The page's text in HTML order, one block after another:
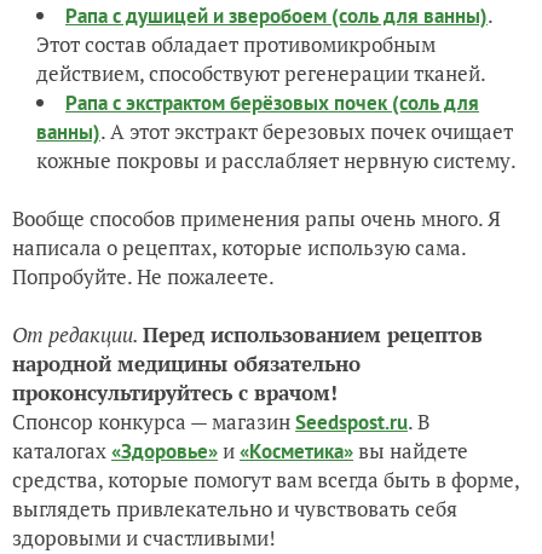
Рапа с душицей и зверобоем (соль для ванны).
Этот состав обладает противомикробным
действием, способствуют регенерации тканей.
Рапа с экстрактом берёзовых почек (соль для
ванны). А этот экстракт березовых почек очищает
кожные покровы и расслабляет нервную систему.
Вообще способов применения рапы очень много. Я
написала о рецептах, которые использую сама.
Попробуйте. Не пожалеете.
От редакции. Перед использованием рецептов
народной медицины обязательно
проконсультируйтесь с врачом!
Спонсор конкурса — магазинSeedspost.ru. В
каталогах«Здоровье»и«Косметика»вы найдете
средства, которые помогутвам всегда быть в форме,
выглядеть привлекательно и чувствовать себя
здоровыми и счастливыми!